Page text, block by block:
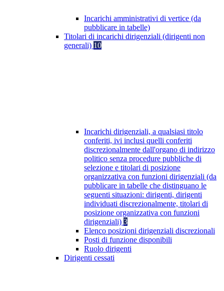
Incarichi amministrativi di vertice (da
pubblicare in tabelle)
Titolari di incarichi dirigenziali (dirigenti non
generali) 10
Incarichi dirigenziali, a qualsiasi titolo
conferiti, ivi inclusi quelli conferiti
discrezionalmente dall'organo di indirizzo
politico senza procedure pubbliche di
selezione e titolari di posizione
organizzativa con funzioni dirigenziali (da
pubblicare in tabelle che distinguano le
seguenti situazioni: dirigenti, dirigenti
individuati discrezionalmente, titolari di
posizione organizzativa con funzioni
dirigenziali) 3
Elenco posizioni dirigenziali discrezionali
Posti di funzione disponibili
Ruolo dirigenti
Dirigenti cessati